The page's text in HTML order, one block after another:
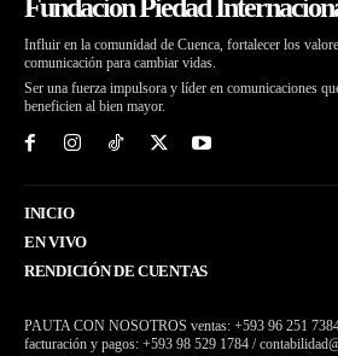
Fundacion Piedad
Influir en la comunidad de Cuenca, fortalecer los
comunicación para cambiar vidas.
Ser una fuerza impulsora y líder en comunicaciones
beneficien al bien mayor.
INICIO
EN VIVO
RENDICIÓN DE CUENTAS
PAUTA CON NOSOTROS ventas: +593 96 251
facturación y pagos: +593 98 529 1784 /